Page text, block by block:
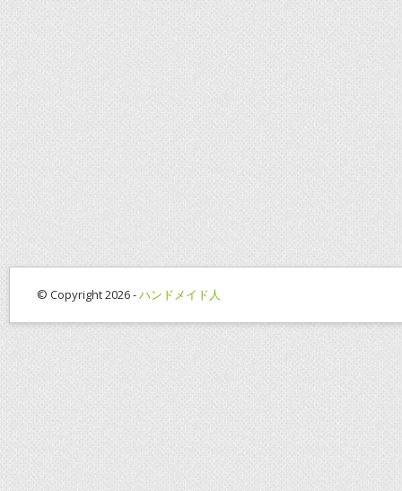
© Copyright 2026 -ハンドメイド人